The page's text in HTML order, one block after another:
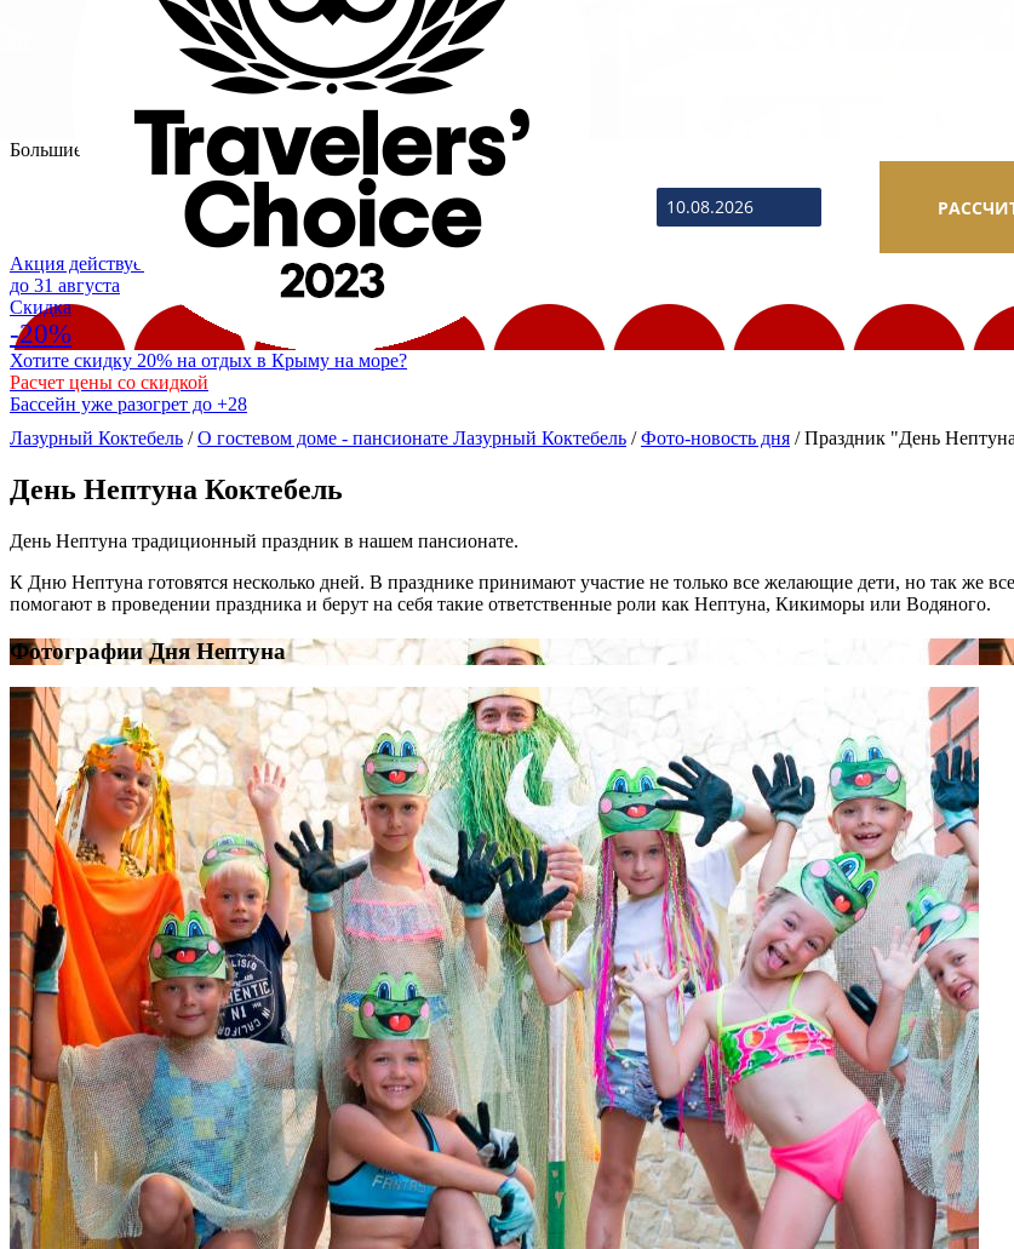
Праздник "День Нептуна"
Праздник "День Нептуна"
Праздник "День Нептуна"
Большие фото
ЗАЕЗД
Акция действует
до 31 августа
Cкидка
-20%
Хотите скидку 20% на отдых в Крыму на море?
Расчет цены со скидкой
Бассейн уже разогрет до +28
Лазурный Коктебель /О гостевом доме - пансионате Лазурный Коктебель /Фото-новость дня /Праздник "День
День Нептуна Коктебель
День Нептуна традиционный праздник в нашем пансионате.
К Дню Нептуна готовятся несколько дней. В празднике принимают участие не только все желающие дети, но так же
помогают в проведении праздника и берут на себя такие ответственные роли как Нептуна, Кикиморы или Водяного.
Фотографии Дня Нептуна